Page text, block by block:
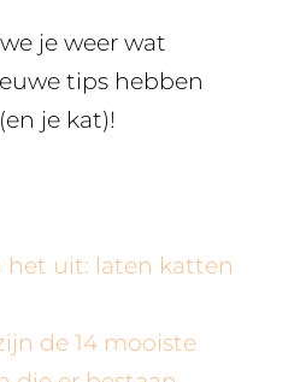
je weer wat
tips hebben
je kat)!
het uit: laten katten
de 14 mooiste